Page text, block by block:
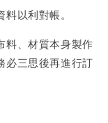
以利對帳。
料、材質本身製作
必三思後再進行訂